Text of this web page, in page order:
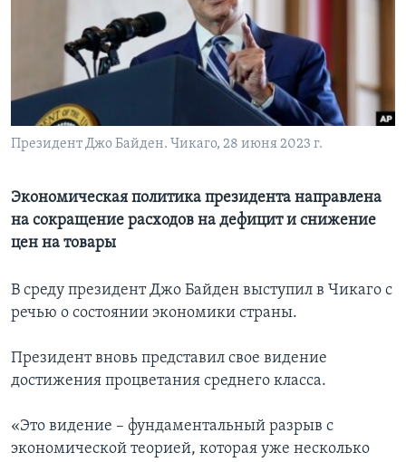
Learning English
СОЦИАЛЬНЫЕ СЕТИ
Президент Джо Байден. Чикаго, 28 июня 2023 г.
Экономическая политика президента направлена
на сокращение расходов на дефицит и снижение
цен на товары
В среду президент Джо Байден выступил в Чикаго с
речью о состоянии экономики страны.
Президент вновь представил свое видение
достижения процветания среднего класса.
«Это видение – фундаментальный разрыв с
экономической теорией, которая уже несколько